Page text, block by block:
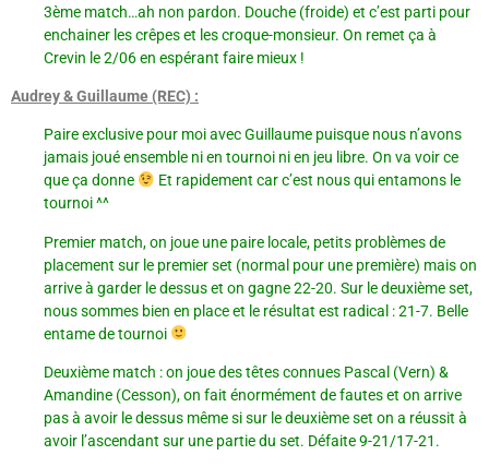
3ème match…ah non pardon. Douche (froide) et c’est parti pour
enchainer les crêpes et les croque-monsieur. On remet ça à
Crevin le 2/06 en espérant faire mieux !
Audrey & Guillaume (REC) :
Paire exclusive pour moi avec Guillaume puisque nous n’avons
jamais joué ensemble ni en tournoi ni en jeu libre. On va voir ce
que ça donne
Et rapidement car c’est nous qui entamons le
tournoi ^^
Premier match, on joue une paire locale, petits problèmes de
placement sur le premier set (normal pour une première) mais on
arrive à garder le dessus et on gagne 22-20. Sur le deuxième set,
nous sommes bien en place et le résultat est radical : 21-7. Belle
entame de tournoi
Deuxième match : on joue des têtes connues Pascal (Vern) &
Amandine (Cesson), on fait énormément de fautes et on arrive
pas à avoir le dessus même si sur le deuxième set on a réussit à
avoir l’ascendant sur une partie du set. Défaite 9-21/17-21.